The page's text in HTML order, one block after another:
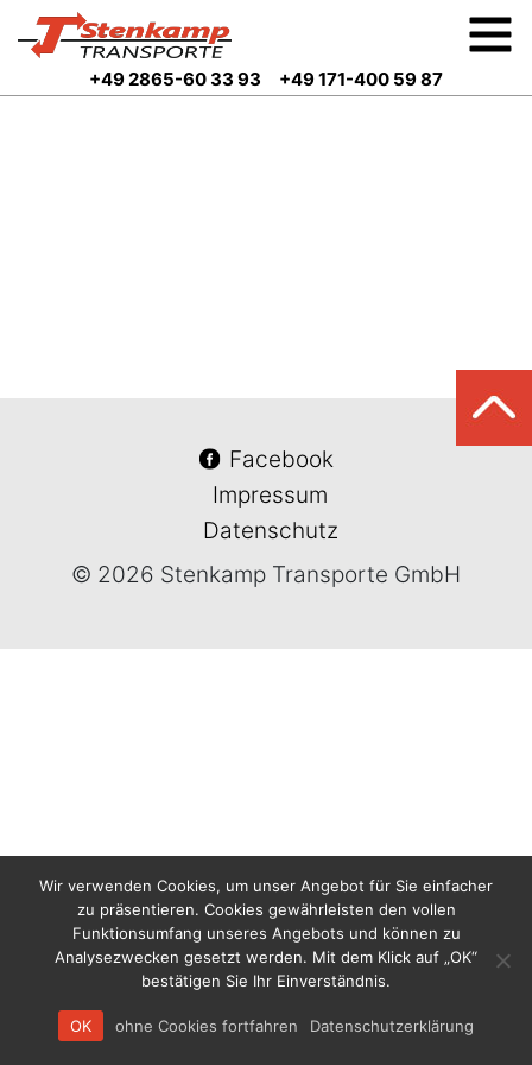
+49 2865-60 33 93 +49 171-400 59 87
Facebook
Impressum
Datenschutz
© 2026 Stenkamp Transporte GmbH
Wir verwenden Cookies, um unser Angebot für Sie einfacher
zu präsentieren. Cookies gewährleisten den vollen
Funktionsumfang unseres Angebots und können zu
Analysezwecken gesetzt werden. Mit dem Klick auf „OK“
bestätigen Sie Ihr Einverständnis.
OK ohne Cookies fortfahren Datenschutzerklärung